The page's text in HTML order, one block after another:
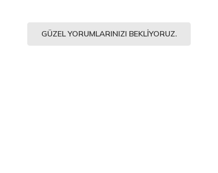
GÜZEL YORUMLARINIZI BEKLIYORUZ.